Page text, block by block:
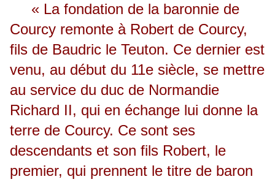
« La fondation de la baronnie de
Courcy remonte à Robert de Courcy,
fils de Baudric le Teuton. Ce dernier est
venu, au début du 11e siècle, se mettre
au service du duc de Normandie
Richard II, qui en échange lui donne la
terre de Courcy. Ce sont ses
descendants et son fils Robert, le
premier, qui prennent le titre de baron